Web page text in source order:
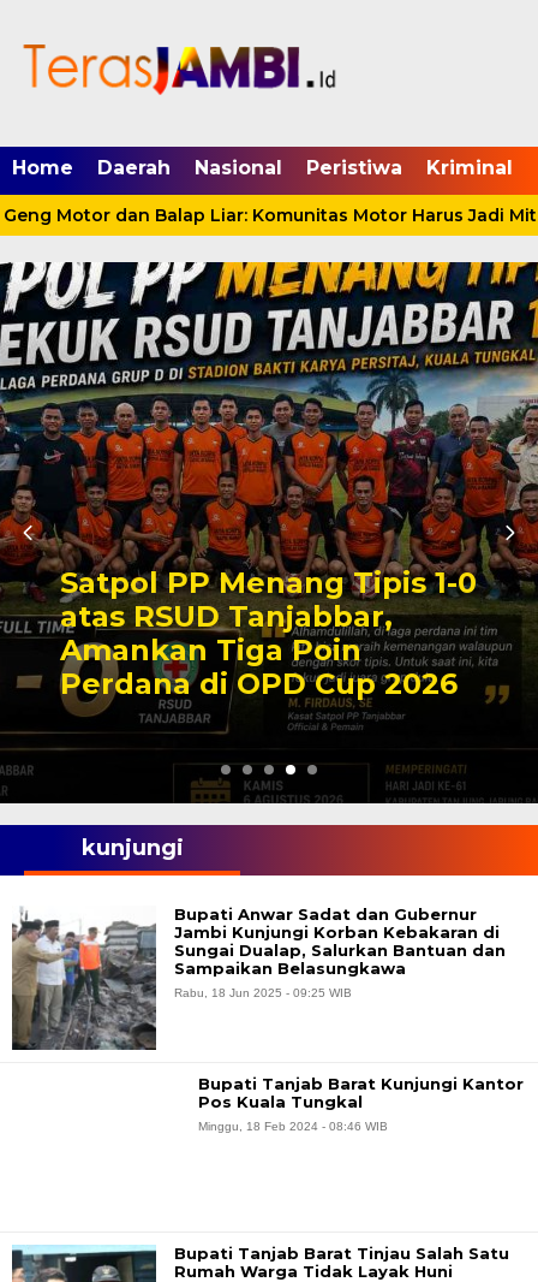
Home Daerah Nasional Peristiwa Kriminal
Motor dan Balap Liar: Komunitas Motor Harus Jadi
Satpol PP Menang Tipis 1-0
atas RSUD Tanjabbar,
Amankan Tiga Poin
Perdana di OPD Cup 2026
kunjungi
Bupati Anwar Sadat dan Gubernur
Jambi Kunjungi Korban Kebakaran di
Sungai Dualap, Salurkan Bantuan dan
Sampaikan Belasungkawa
Rabu, 18 Jun 2025 - 09:25 WIB
Bupati Tanjab Barat Kunjungi Kantor
Pos Kuala Tungkal
Minggu, 18 Feb 2024 - 08:46 WIB
Bupati Tanjab Barat Tinjau Salah Satu
Rumah Warga Tidak Layak Huni